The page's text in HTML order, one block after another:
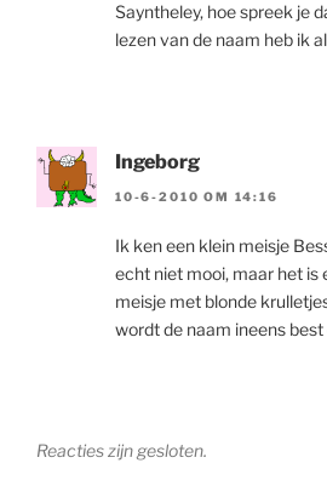
Sayntheley, hoe spreek je
lezen van de naam heb ik
Ingeborg
10-6-2010 OM 14:16
Ik ken een klein meisje
echt niet mooi, maar het is
meisje met blonde
wordt de naam ineens best
Reacties zijn gesloten.